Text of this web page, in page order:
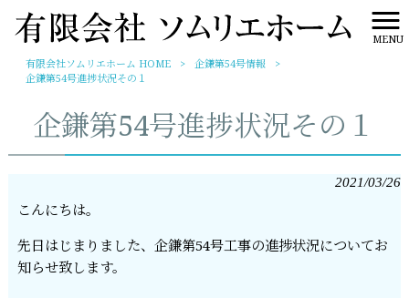
MENU
有限会社ソムリエホーム HOME > 企鎌第54号情報
>
企鎌第54号進捗状況その１
企鎌第54号進捗状況その１
2021/03/26
こんにちは。
先日はじまりました、企鎌第54号工事の進捗状況についてお
知らせ致します。